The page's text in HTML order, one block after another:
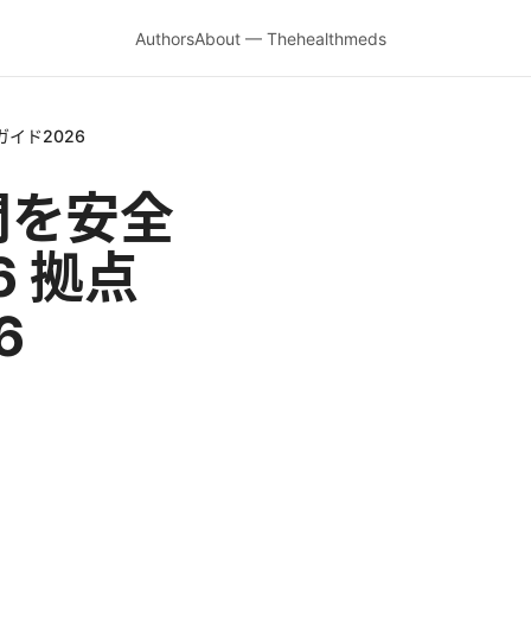
AuthorsAbout — Thehealthmeds
イド2026
安全
拠点